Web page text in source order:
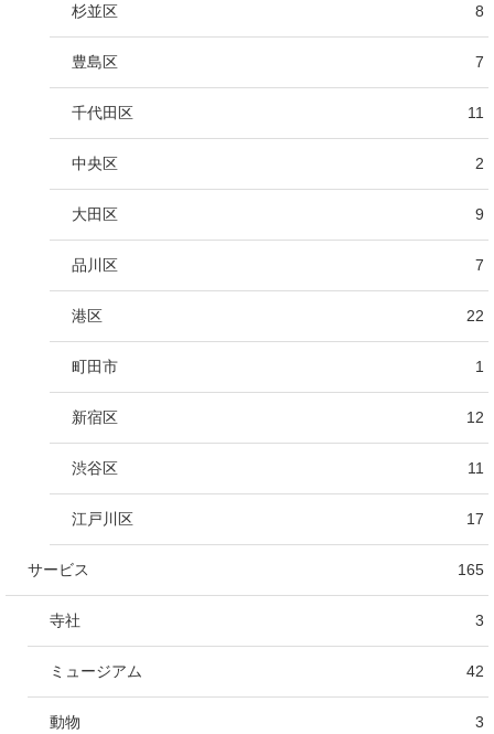
杉並区 8
豊島区 7
千代田区 11
中央区 2
大田区 9
品川区 7
港区 22
町田市 1
新宿区 12
渋谷区 11
江戸川区 17
サービス 165
寺社 3
ミュージアム 42
動物 3